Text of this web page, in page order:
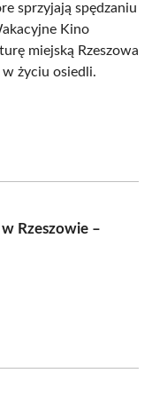
sprzyjają spędzaniu
Kino
miejską Rzeszowa
życiu osiedli.
Rzeszowie –